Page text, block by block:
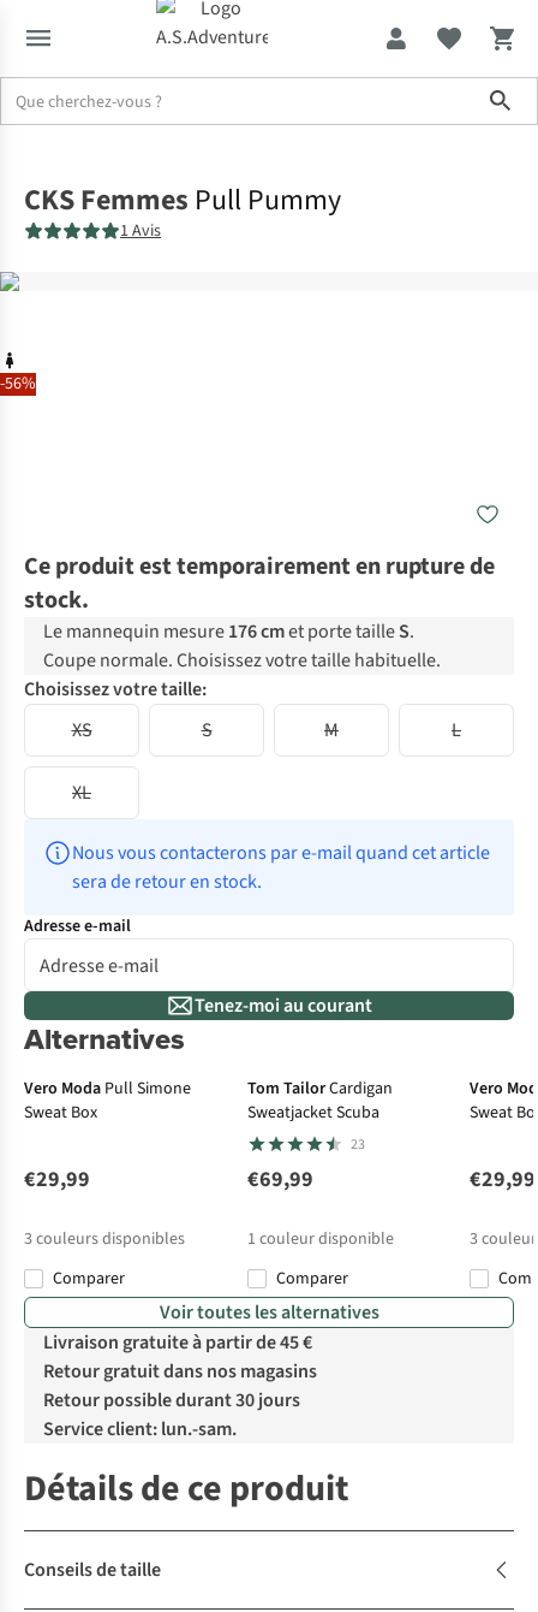
-56%
CKS Femmes Pull Pummy
1 Avis
Ce produit est temporairement en rupture de
stock.
Le mannequin mesure176 cmet porte tailleS.
Coupe normale. Choisissez votre taille habituelle.
Choisissez votre taille:
XS
S M L
XL
Nous vous contacterons par e-mail quand cet article
sera de retour en stock.
Adresse e-mail
Tenez-moi au courant
Alternatives
Vero Moda Pull Simone
Sweat Box
€29,99
3couleurs disponibles
Comparer
Tom TailorCardigan
Sweatjacket Scuba
23
€69,99
1 couleur disponible
Comparer
Vero
Sweat
€29,99
3
Voir toutes les alternatives
Livraison gratuite à partir de 45 €
Retour gratuit dans nos magasins
Retour possible durant 30 jours
Service client: lun.-sam.
Détails de ce produit
Conseils de taille